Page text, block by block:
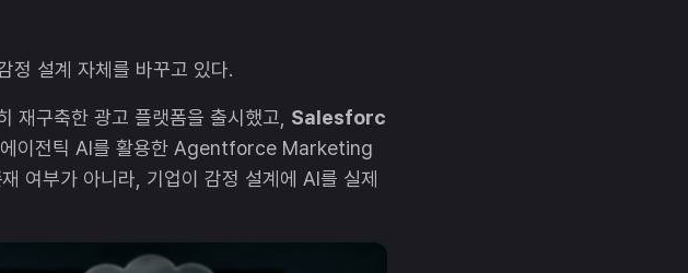
정 설계 자체를 바꾸고 있다.
재구축한 광고 플랫폼을 출시했고, Salesforc
이전틱 AI를 활용한 Agentforce Marketing
여부가 아니라, 기업이 감정 설계에 AI를 실제